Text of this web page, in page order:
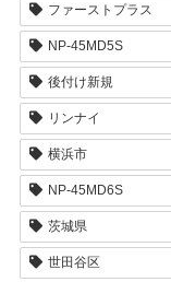
ファーストプラス
NP-45MD5S
後付け新規
リンナイ
横浜市
NP-45MD6S
茨城県
世田谷区